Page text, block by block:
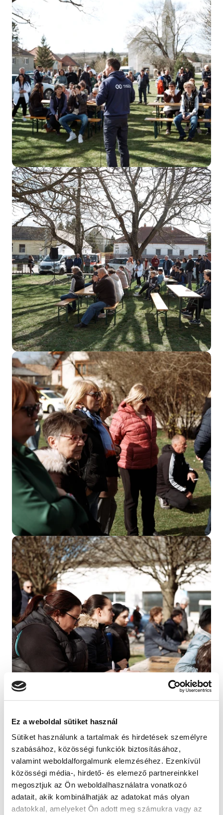
Ez a weboldal sütiket használ
Sütiket használunk a tartalmak és hirdetések személyre
szabásához, közösségi funkciók biztosításához,
valamint weboldalforgalmunk elemzéséhez. Ezenkívül
közösségi média-, hirdető- és elemező partnereinkkel
megosztjuk az Ön weboldalhasználatra vonatkozó
adatait, akik kombinálhatják az adatokat más olyan
adatokkal, amelyeket Ön adott meg számukra vagy az
Bezárás